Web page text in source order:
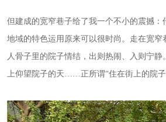
但建成的宽窄巷子给了我一个不小的震撼：
地域的特色运用原来可以很时尚。走在宽窄
人骨子里的院子情结，出则热闹、入则宁
上仰望院子的天……正所谓“住在街上的院子